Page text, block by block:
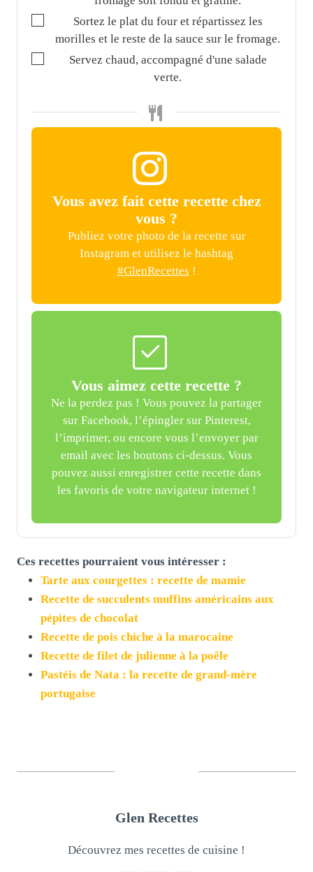
Sortez le plat du four et répartissez les
morilles et le reste de la sauce sur le fromage.
Servez chaud, accompagné d'une salade
verte.
Vous avez fait cette recette chez
vous ?
Publiez votre photo de la recette sur
Instagram et utilisez le hashtag
#GlenRecettes !
Vous aimez cette recette ?
Ne la perdez pas ! Vous pouvez la partager
sur Facebook, l’épingler sur Pinterest,
l’imprimer, ou encore vous l’envoyer par
email avec les boutons ci-dessus. Vous
pouvez aussi enregistrer cette recette dans
les favoris de votre navigateur internet !
Ces recettes pourraient vous intéresser :
Tarte aux courgettes : recette de mamie
Recette de succulents muffins américains aux
pépites de chocolat
Recette de pois chiche à la marocaine
Recette de filet de julienne à la poêle
Pastéis de Nata : la recette de grand-mère
portugaise
Glen Recettes
Découvrez mes recettes de cuisine !